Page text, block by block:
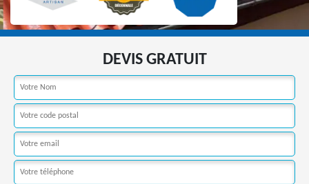
DEVIS GRATUIT